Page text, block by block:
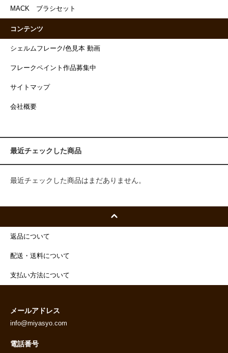
MACK ブラシセット
コンテンツ
シェルムフレーク/色見本 動画
フレークペイント作品募集中
サイトマップ
会社概要
最近チェックした商品
最近チェックした商品はまだありません。
返品について
配送・送料について
支払い方法について
メールアドレス
info@miyasyo.com
電話番号